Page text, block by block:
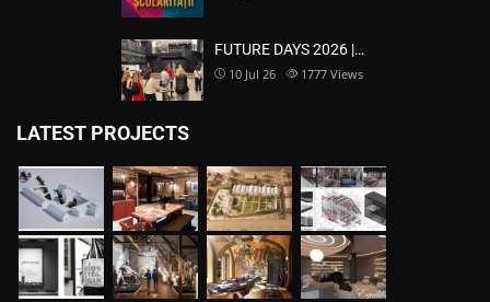
FUTURE DAYS 2026 |…
10 Jul 26 1777 Views
LATEST PROJECTS